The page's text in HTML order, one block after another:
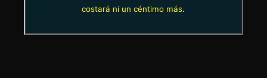
costará ni un céntimo más.